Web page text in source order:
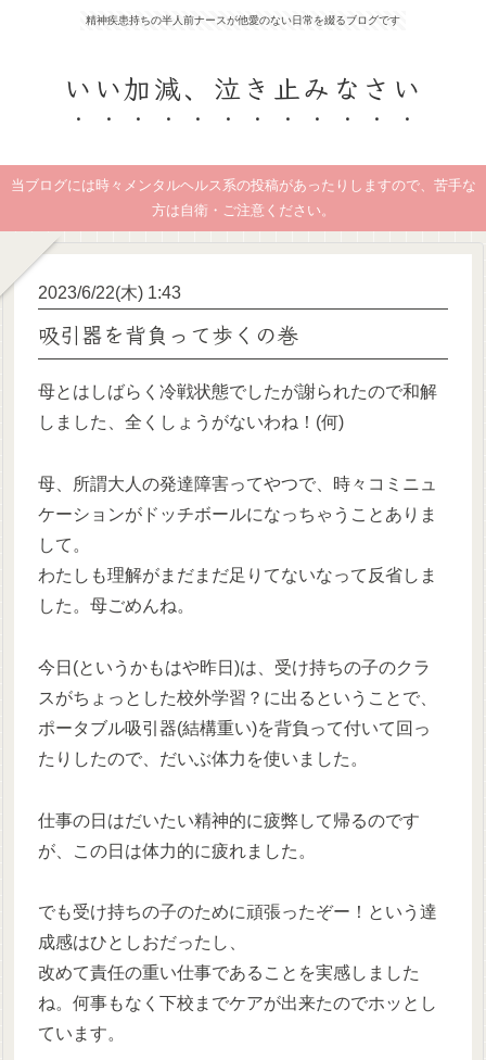
精神疾患持ちの半人前ナースが他愛のない日常を綴るブログです
いい加減、泣き止みなさい
当ブログには時々メンタルヘルス系の投稿があったりしますので、苦手な
方は自衛・ご注意ください。
2023/6/22(木) 1:43
吸引器を背負って歩くの巻
母とはしばらく冷戦状態でしたが謝られたので和解
しました、全くしょうがないわね！(何)
母、所謂大人の発達障害ってやつで、時々コミニュ
ケーションがドッチボールになっちゃうことありま
して。
わたしも理解がまだまだ足りてないなって反省しま
した。母ごめんね。
今日(というかもはや昨日)は、受け持ちの子のクラ
スがちょっとした校外学習？に出るということで、
ポータブル吸引器(結構重い)を背負って付いて回っ
たりしたので、だいぶ体力を使いました。
仕事の日はだいたい精神的に疲弊して帰るのです
が、この日は体力的に疲れました。
でも受け持ちの子のために頑張ったぞー！という達
成感はひとしおだったし、
改めて責任の重い仕事であることを実感しました
ね。何事もなく下校までケアが出来たのでホッとし
ています。